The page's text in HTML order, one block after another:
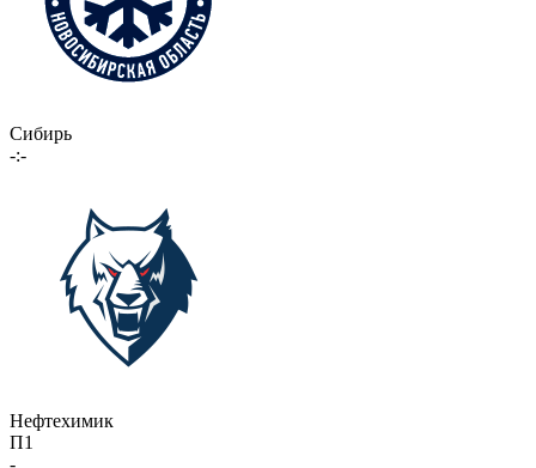
Сибирь
-:-
Нефтехимик
П1